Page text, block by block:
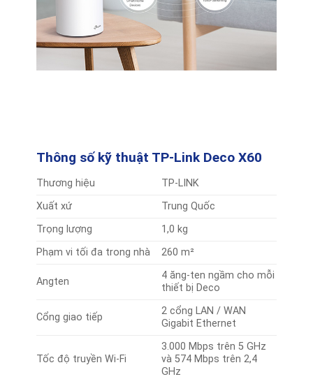
Thông số kỹ thuật TP-Link Deco X60
Thương hiệu
TP-LINK
Xuất xứ
Trung Quốc
Trọng lượng
1,0 kg
Phạm vi tối đa trong nhà
260 m²
Angten
4 ăng-ten ngầm cho mỗi
thiết bị Deco
Cổng giao tiếp
2 cổng LAN / WAN
Gigabit Ethernet
Tốc độ truyền Wi-Fi
3.000 Mbps trên 5 GHz
và 574 Mbps trên 2,4
GHz